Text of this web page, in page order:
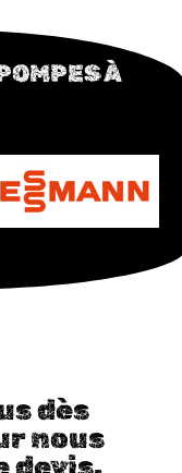
À
dès
nous